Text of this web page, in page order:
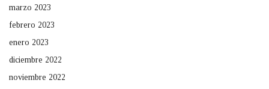
marzo 2023
febrero 2023
enero 2023
diciembre 2022
noviembre 2022